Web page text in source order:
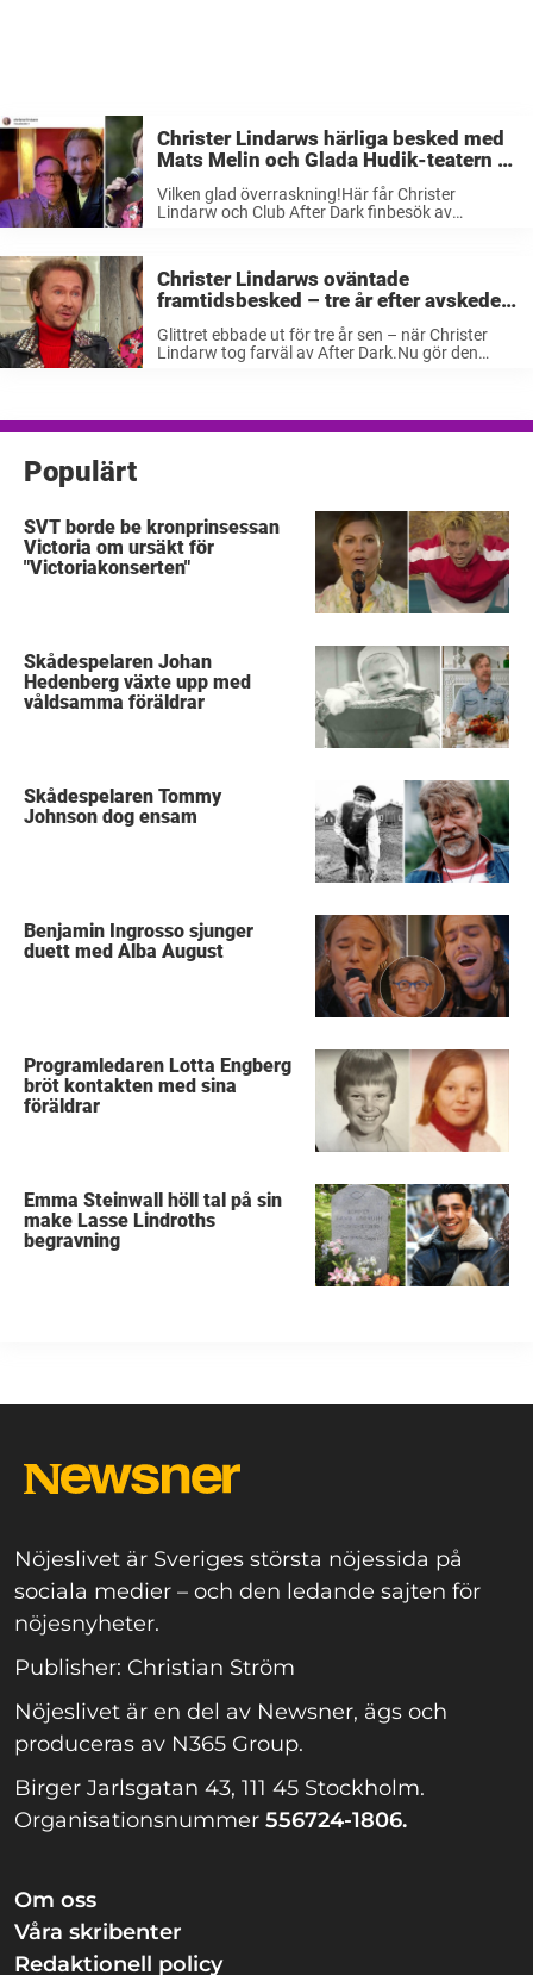
Christer Lindarws härliga besked med
Mats Melin och Glada Hudik-teatern –
Vilken glad överraskning!Här får Christer
Lindarw och Club After Dark finbesök av
avskedsturné med After ...
Christer Lindarws oväntade
framtidsbesked – tre år efter avskedet
Glittret ebbade ut för tre år sen – när Christer
Lindarw tog farväl av After Dark.Nu gör den
Populärt
SVT borde be kronprinsessan
Victoria om ursäkt för
"Victoriakonserten"
Skådespelaren Johan
Hedenberg växte upp med
våldsamma föräldrar
Skådespelaren Tommy
Johnson dog ensam
Benjamin Ingrosso sjunger
duett med Alba August
Programledaren Lotta Engberg
bröt kontakten med sina
föräldrar
Emma Steinwall höll tal på sin
make Lasse Lindroths
begravning
Nöjeslivet är Sveriges största nöjessida på
sociala medier – och den ledande sajten för
nöjesnyheter.
Publisher: Christian Ström
Nöjeslivet är en del av Newsner, ägs och
produceras av N365 Group.
Birger Jarlsgatan 43, 111 45 Stockholm.
Organisationsnummer 556724-1806.
Om oss
Våra skribenter
Redaktionell policy